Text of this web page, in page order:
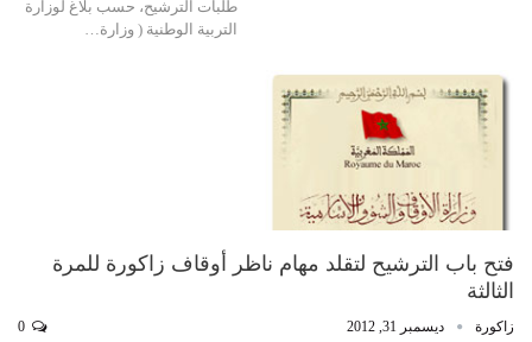
طلبات الترشيح، حسب بلاغ لوزارة
التربية الوطنية ( وزارة…
فتح باب الترشيح لتقلد مهام ناظر أوقاف زاكورة للمرة
الثالثة
زاكورة ديسمبر 31, 2012